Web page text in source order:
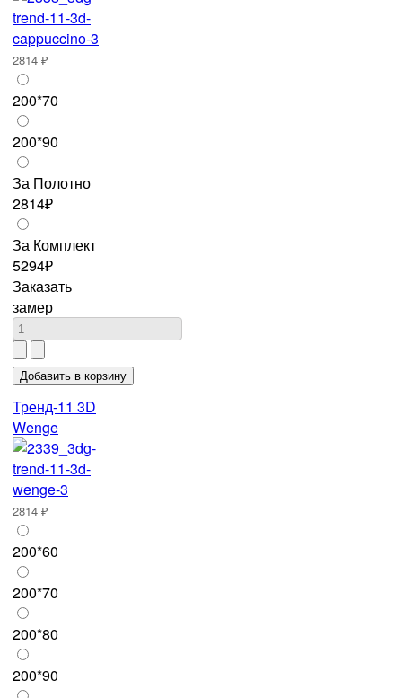
2814 ₽
200*70
200*90
За Полотно
2814₽
За Комплект
5294₽
Заказать
замер
Тренд-11 3D
Wenge
2814 ₽
200*60
200*70
200*80
200*90